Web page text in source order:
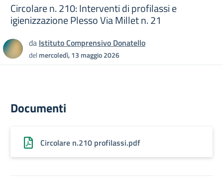
Circolare n. 210: Interventi di profilassi e
igienizzazione Plesso Via Millet n. 21
da Istituto Comprensivo Donatello
delmercoledì, 13 maggio 2026
Documenti
Circolare n.210 profilassi.pdf